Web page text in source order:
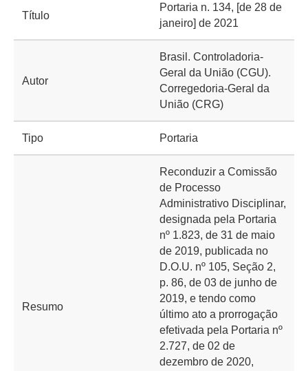
Título
Portaria n. 134, [de 28 de
janeiro] de 2021
Autor
Brasil. Controladoria-
Geral da União (CGU).
Corregedoria-Geral da
União (CRG)
Tipo Portaria
Resumo
Reconduzir a Comissão
de Processo
Administrativo Disciplinar,
designada pela Portaria
nº 1.823, de 31 de maio
de 2019, publicada no
D.O.U. nº 105, Seção 2,
p. 86, de 03 de junho de
2019, e tendo como
último ato a prorrogação
efetivada pela Portaria nº
2.727, de 02 de
dezembro de 2020,